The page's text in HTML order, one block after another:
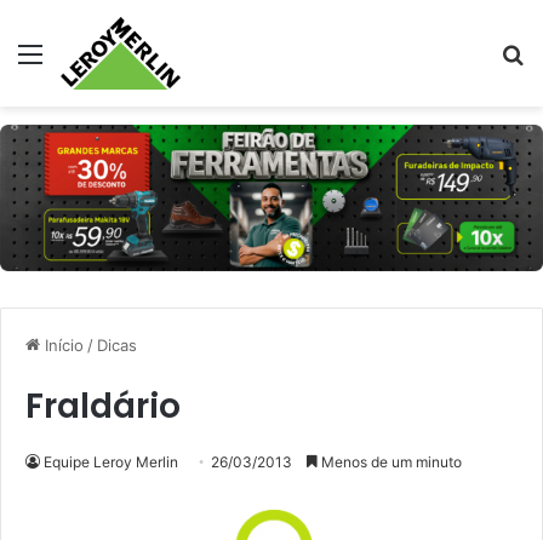
Menu
Início / Dicas
Fraldário
Equipe Leroy Merlin 26/03/2013 Menos de um minuto